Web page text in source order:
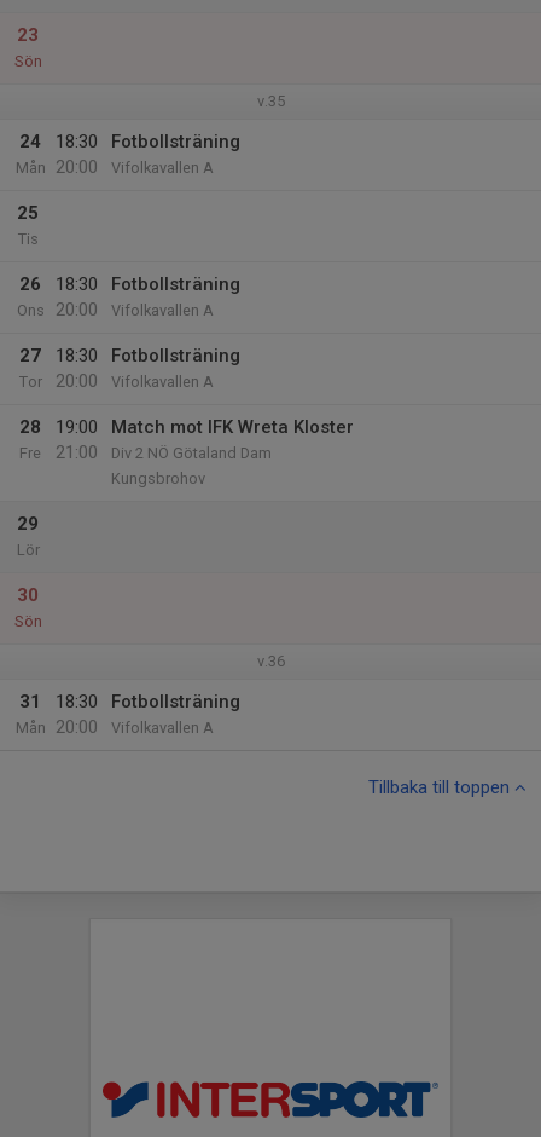
23
Sön
v.35
24
Mån
18:30
20:00
Fotbollsträning
Vifolkavallen A
25
Tis
26
Ons
18:30
20:00
Fotbollsträning
Vifolkavallen A
27
Tor
18:30
20:00
Fotbollsträning
Vifolkavallen A
28
Fre
19:00
21:00
Match mot IFK Wreta Kloster
Div 2 NÖ Götaland Dam
Kungsbrohov
29
Lör
30
Sön
v.36
31
Mån
18:30
20:00
Fotbollsträning
Vifolkavallen A
Tillbaka till toppen